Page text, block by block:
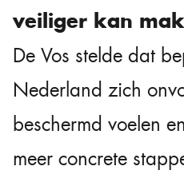
veiliger kan
De Vos stelde dat
Nederland zich
beschermd voelen
meer concrete